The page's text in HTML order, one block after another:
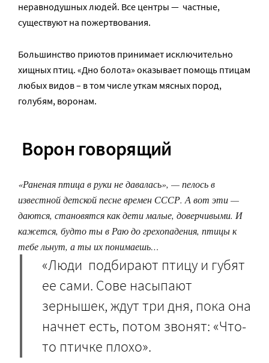
неравнодушных людей. Все центры — частные,
существуют на пожертвования.
Большинство приютов принимает исключительно
хищных птиц. «Дно болота» оказывает помощь птицам
любых видов – в том числе уткам мясных пород,
голубям, воронам.
Ворон говорящий
«Раненая птица в руки не давалась», — пелось в
известной детской песне времен СССР. А вот эти —
даются, становятся как дети малые, доверчивыми. И
кажется, будто ты в Раю до грехопадения, птицы к
тебе льнут, а ты их понимаешь…
«Люди подбирают птицу и губят
ее сами. Сове насыпают
зернышек, ждут три дня, пока она
начнет есть, потом звонят: «Что-
то птичке плохо».